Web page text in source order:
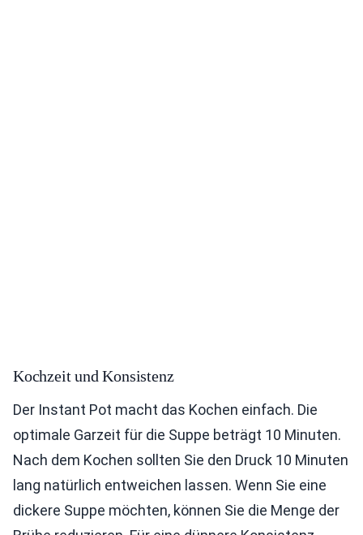
Kochzeit und Konsistenz
Der Instant Pot macht das Kochen einfach. Die
optimale Garzeit für die Suppe beträgt 10 Minuten.
Nach dem Kochen sollten Sie den Druck 10 Minuten
lang natürlich entweichen lassen. Wenn Sie eine
dickere Suppe möchten, können Sie die Menge der